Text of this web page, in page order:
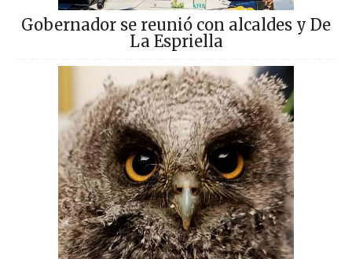
Gobernador se reunió con alcaldes y De
La Espriella